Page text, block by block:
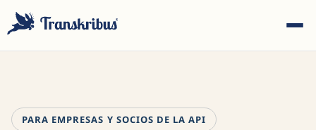
PARA EMPRESAS Y SOCIOS DE LA API